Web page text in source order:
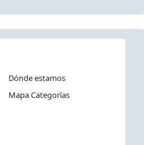
Dónde estamos
Mapa Categorías